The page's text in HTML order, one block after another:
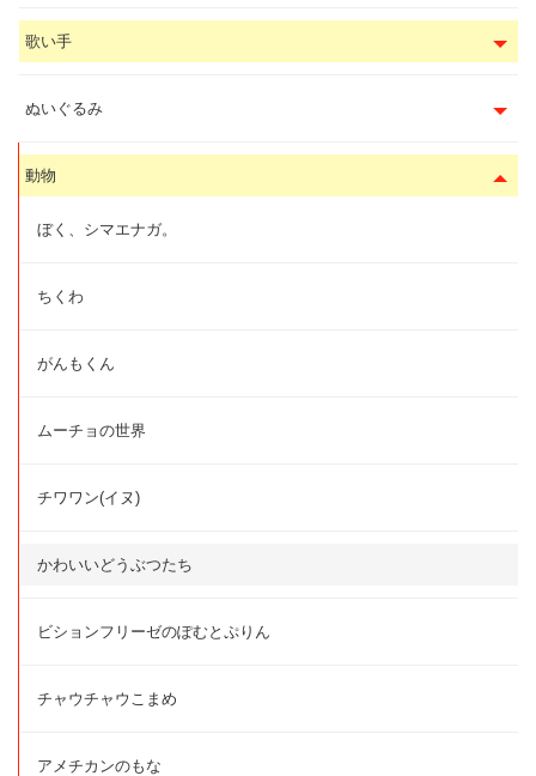
歌い手
ぬいぐるみ
動物
ぼく、シマエナガ。
ちくわ
がんもくん
ムーチョの世界
チワワン(イヌ)
かわいいどうぶつたち
ビションフリーゼのぽむとぷりん
チャウチャウこまめ
アメチカンのもな